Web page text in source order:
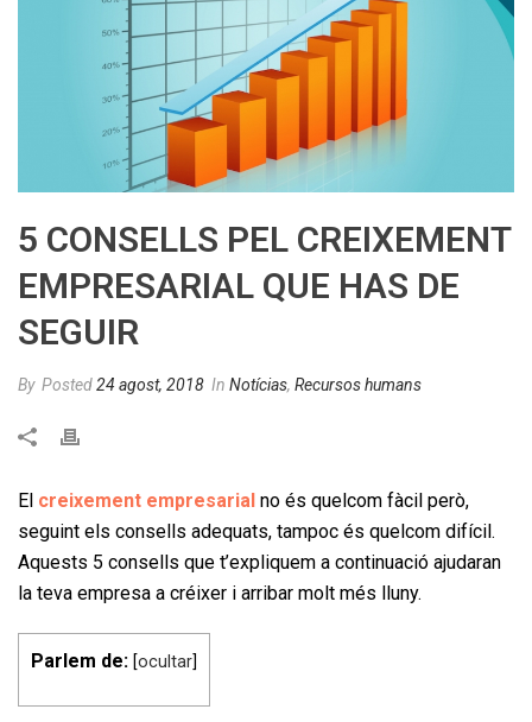
5 CONSELLS PEL CREIXEMENT
EMPRESARIAL QUE HAS DE
SEGUIR
By Posted24 agost, 2018 In Notícias, Recursos humans
El creixement empresarial no és quelcom fàcil però,
seguint els consells adequats, tampoc és quelcom difícil.
Aquests 5 consells que t’expliquem a continuació ajudaran
la teva empresa a créixer i arribar molt més lluny.
Parlem de: [ocultar]